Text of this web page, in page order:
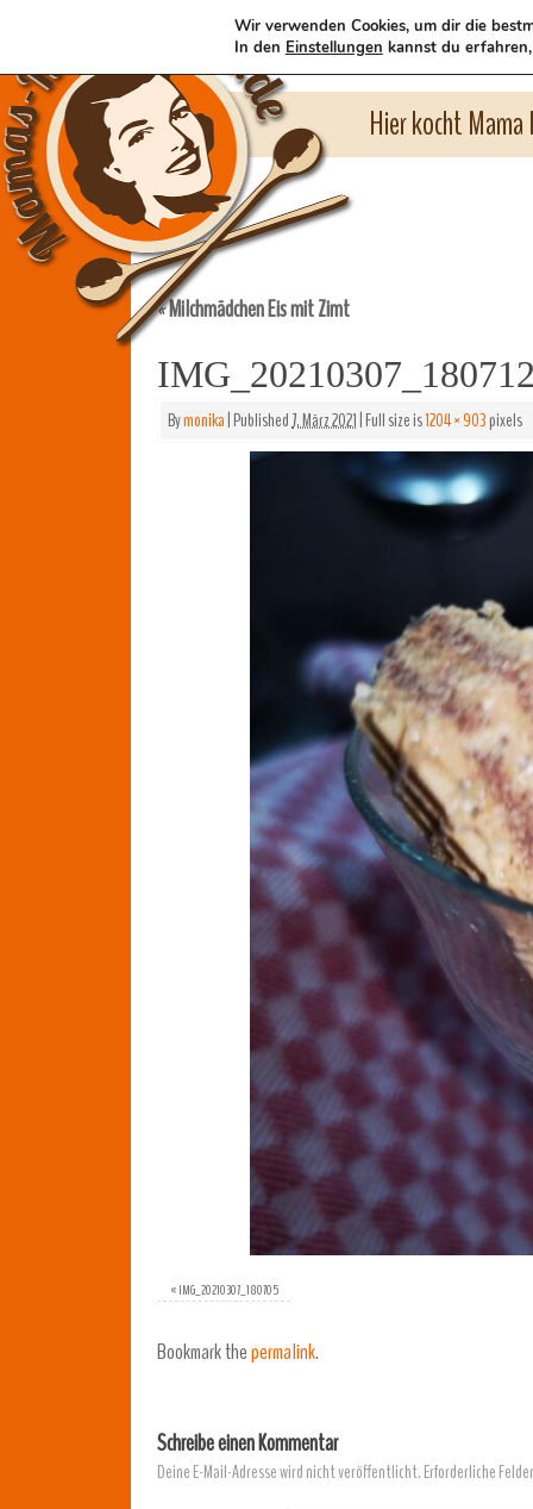
Hier kocht
«Milchmädchen Eis mit Zimt
Bymonika|Published7. März 2021|Full size is1204 × 903pixels
«IMG_20210307_180705
Bookmark thepermalink.
Schreibe einen Kommentar
Deine E-Mail-Adresse wird nicht veröffentlicht.Erforderliche
Wir verwenden Cookies, um dir die
In den Einstellungen kannst du